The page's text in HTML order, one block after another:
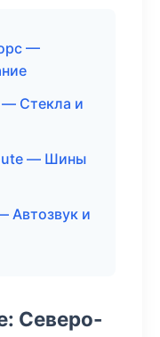
—
— Стекла и
— Шины
Автозвук и
Северо-